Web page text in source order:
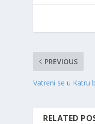
PREVIOUS
Vatreni se u Katru
RELATED